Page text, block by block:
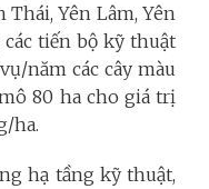
Thái, Yên Lâm, Yên
các tiến bộ kỹ thuật
năm các cây màu
80 ha cho giá trị
ha.
hạ tầng kỹ thuật,